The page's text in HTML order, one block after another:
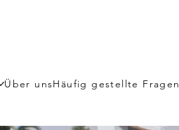
Über unsHäufig gestellte Fragen